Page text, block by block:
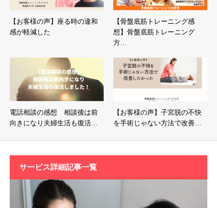
【お客様の声】座る時の違和
感が軽減した
【骨盤底筋トレーニング感
想】骨盤底筋トレーニング
方…
電話相談の感想 相談後は前
向きになり夫婦生活も復活…
【お客様の声】子宮脱の不快
を手術じゃない方法で改善…
サービス詳細記事一覧